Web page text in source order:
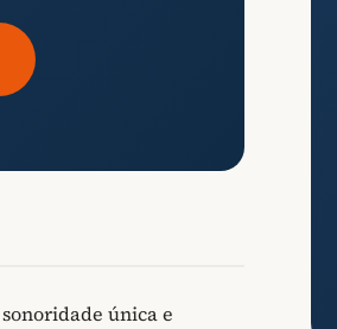
única e